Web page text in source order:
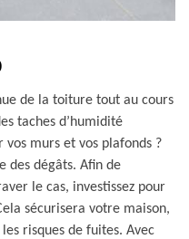
de la toiture tout au cours
taches d’humidité
murs et vos plafonds ?
des dégâts. Afin de
le cas, investissez pour
sécurisera votre maison,
risques de fuites. Avec